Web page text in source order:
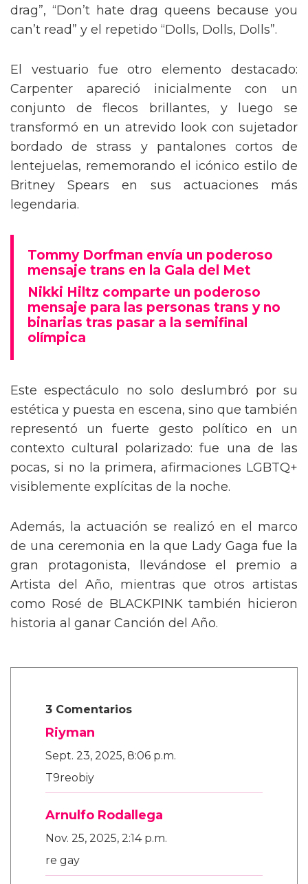
drag”, “Don’t hate drag queens because you
can’t read” y el repetido “Dolls, Dolls, Dolls”.
El vestuario fue otro elemento destacado:
Carpenter apareció inicialmente con un
conjunto de flecos brillantes, y luego se
transformó en un atrevido look con sujetador
bordado de strass y pantalones cortos de
lentejuelas, rememorando el icónico estilo de
Britney Spears en sus actuaciones más
legendaria.
Tommy Dorfman envía un poderoso
mensaje trans en la Gala del Met
Nikki Hiltz comparte un poderoso
mensaje para las personas trans y no
binarias tras pasar a la semifinal
olímpica
Este espectáculo no solo deslumbró por su
estética y puesta en escena, sino que también
representó un fuerte gesto político en un
contexto cultural polarizado: fue una de las
pocas, si no la primera, afirmaciones LGBTQ+
visiblemente explícitas de la noche.
Además, la actuación se realizó en el marco
de una ceremonia en la que Lady Gaga fue la
gran protagonista, llevándose el premio a
Artista del Año, mientras que otros artistas
como Rosé de BLACKPINK también hicieron
historia al ganar Canción del Año.
3 Comentarios
Riyman
Sept. 23, 2025, 8:06 p.m.
T9reobiy
Arnulfo Rodallega
Nov. 25, 2025, 2:14 p.m.
re gay